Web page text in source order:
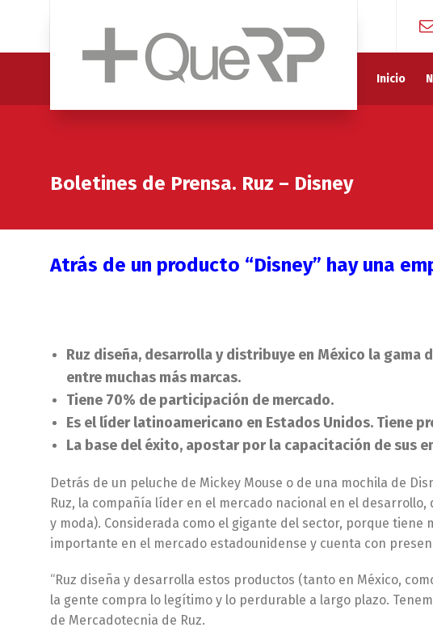
Inicio
Boletines de Prensa. Ruz – Disney
Atrás de un producto “Disney” hay una
Ruz diseña, desarrolla y distribuye en México la
entre muchas más marcas.
Tiene 70% de participación de mercado.
Es el líder latinoamericano en Estados Unidos. Tiene
La base del éxito, apostar por la capacitación de sus
Detrás de un peluche de Mickey Mouse o de una mochila de
Ruz, la compañía líder en el mercado nacional en el
y moda). Considerada como el gigante del sector, porque
importante en el mercado estadounidense y cuenta con
“Ruz diseña y desarrolla estos productos (tanto en México,
la gente compra lo legítimo y lo perdurable a largo plazo.
de Mercadotecnia de Ruz.